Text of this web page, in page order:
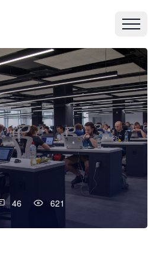
46 621